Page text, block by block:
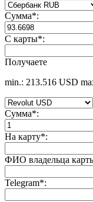
Сумма*:
С карты*:
Получаете
min.: 213.516 USD
Сумма*:
На карту*:
ФИО владельца
Telegram*: